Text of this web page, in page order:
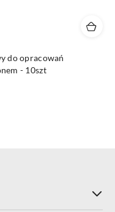
do opracowań
- 10szt